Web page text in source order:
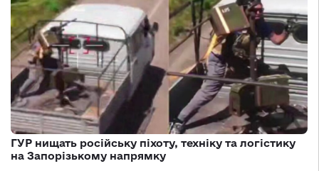
ГУР нищать російську піхоту, техніку та логістику
на Запорізькому напрямку